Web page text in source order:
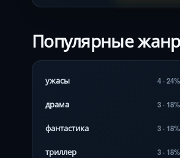
Популярные
ужасы 4 · 24%
драма 3 · 18%
фантастика 3 · 18%
триллер 3 · 18%